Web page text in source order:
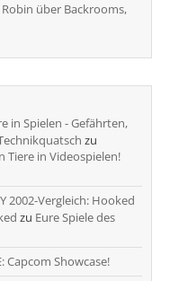
über Backrooms,
in Spielen - Gefährten,
zu
Tiere in Videospielen!
2002-Vergleich: Hooked
zu Eure Spiele des
Capcom Showcase!